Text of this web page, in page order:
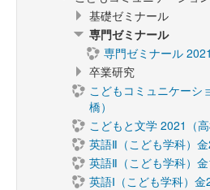
基礎ゼミナール
専門ゼミナール
専門ゼミナール
卒業研究
こどもコミュニケーシ
橋）
こどもと文学 2021（高
英語Ⅱ（こども学科）
英語Ⅱ（こども学科）
英語Ⅰ（こども学科）金